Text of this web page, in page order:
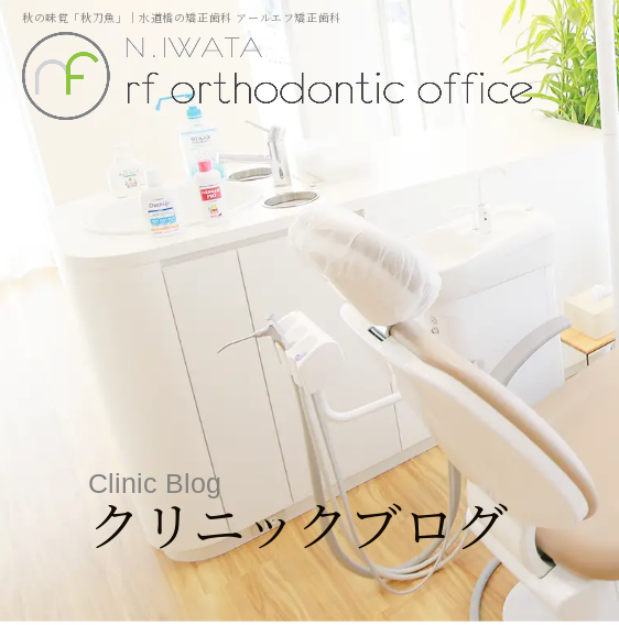
秋の味覚「秋刀魚」｜水道橋の矯正歯科 アールエフ矯正歯科
Clinic Blog
クリニックブログ